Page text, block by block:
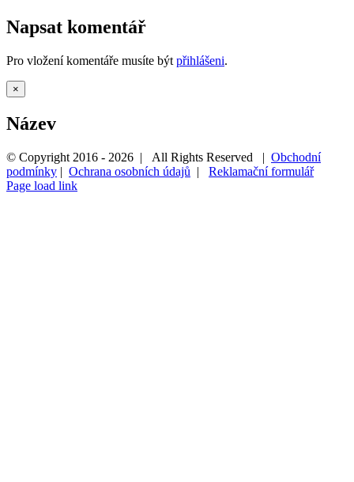
Napsat komentář
Pro vložení komentáře musíte být přihlášeni.
Zavřít
Rychlé
produktu
×
Název
© Copyright 2016 - 2026 | All Rights Reserved | Obchodní
podmínky | Ochrana osobních údajů | Reklamační formulář
Page load link